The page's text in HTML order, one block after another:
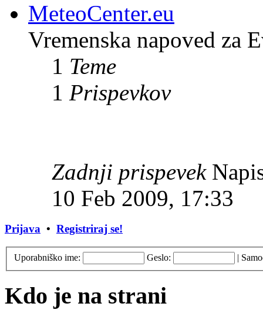
MeteoCenter.eu
Vremenska napoved za
1 Teme
1 Prispevkov
Zadnji prispevek
10 Feb 2009, 17:33
Prijava • Registriraj se!
Uporabniško ime: Geslo: |
Kdo je na strani